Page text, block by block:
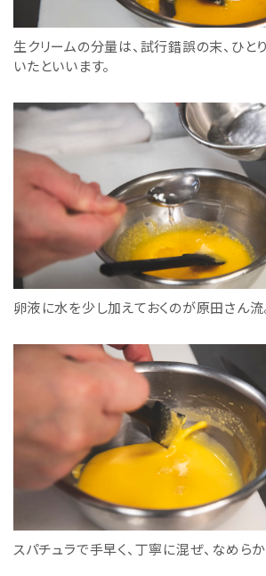
生クリームの分量は、試行錯誤の末、ひと
いたといいます。
卵液に水を少し加えておくのが原田さん流
スパチュラで手早く、丁寧に混ぜ、なめらか